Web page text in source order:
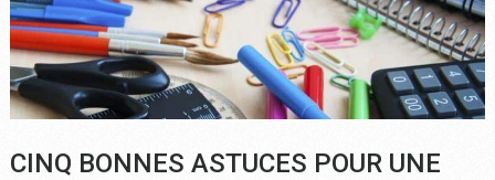
CINQ BONNES ASTUCES POUR UNE